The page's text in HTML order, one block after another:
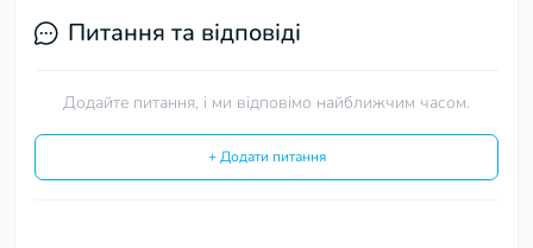
Питання та відповіді
Додайте питання, і ми відповімо найближчим часом.
+ Додати питання